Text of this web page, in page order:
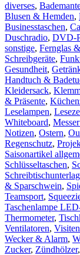
diverses,
Blusen & Hemden,
Businesstaschen,
Duschradio, DVD-
sonstige, Fernglas
Schreibgeräte,
Gesundheit,
Handtuch &
Kleidersack,
& Präsente,
Leselampen,
Whiteboard,
Notizen, Ostern,
Regenschutz,
Saisonartikel
Schlüsseltaschen,
& Sparschwein,
Teamsport,
Taschenlampe
Thermometer,
Ventilatoren,
Wecker & Alarm,
Zucker, Zündhölzer,